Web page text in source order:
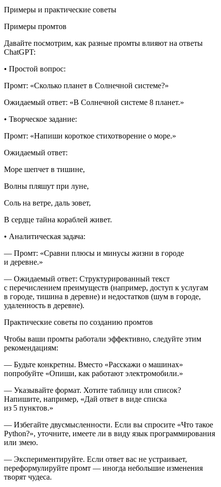
Примеры и практические советы
Примеры промтов
Давайте посмотрим, как разные промты влияют на ответы
ChatGPT:
• Простой вопрос:
Промт: «Сколько планет в Солнечной системе?»
Ожидаемый ответ: «В Солнечной системе 8 планет.»
• Творческое задание:
Промт: «Напиши короткое стихотворение о море.»
Ожидаемый ответ:
Море шепчет в тишине,
Волны пляшут при луне,
Соль на ветре, даль зовет,
В сердце тайна кораблей живет.
• Аналитическая задача:
— Промт: «Сравни плюсы и минусы жизни в городе
и деревне.»
— Ожидаемый ответ: Структурированный текст
с перечислением преимуществ (например, доступ к услугам
в городе, тишина в деревне) и недостатков (шум в городе,
удаленность в деревне).
Практические советы по созданию промтов
Чтобы ваши промты работали эффективно, следуйте этим
рекомендациям:
— Будьте конкретны. Вместо «Расскажи о машинах»
попробуйте «Опиши, как работают электромобили.»
— Указывайте формат. Хотите таблицу или список?
Напишите, например, «Дай ответ в виде списка
из 5 пунктов.»
— Избегайте двусмысленности. Если вы спросите «Что такое
Python?», уточните, имеете ли в виду язык программирования
или змею.
— Экспериментируйте. Если ответ вас не устраивает,
переформулируйте промт — иногда небольшие изменения
творят чудеса.